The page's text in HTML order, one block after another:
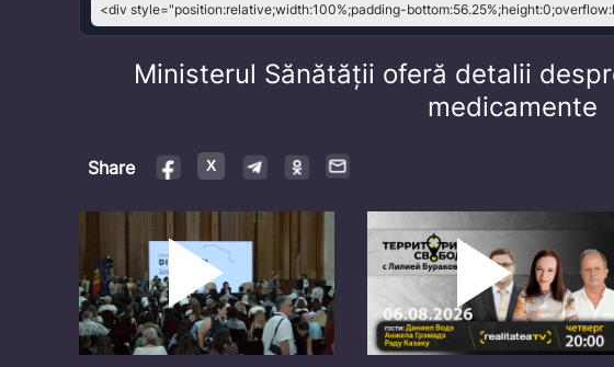
Ministerul Sănătății oferă detalii
medicamente
Share